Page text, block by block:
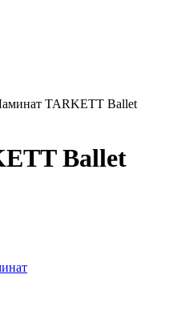
TARKETT Ballet
Ballet